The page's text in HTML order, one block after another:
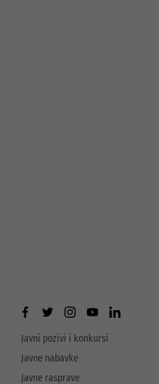
Javni pozivi i konkursi
Javne nabavke
Javne rasprave